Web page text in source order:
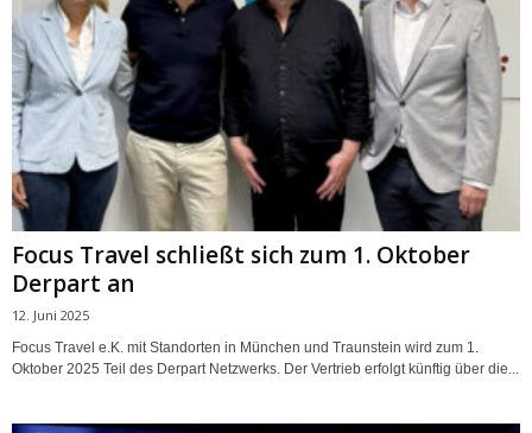
Focus Travel schließt sich zum 1. Oktober
Derpart an
12. Juni 2025
Focus Travel e.K. mit Standorten in München und Traunstein wird zum 1.
Oktober 2025 Teil des Derpart Netzwerks. Der Vertrieb erfolgt künftig über die...